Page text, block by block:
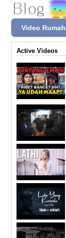
Video Rumah
Active Videos